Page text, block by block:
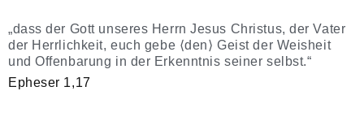
„dass der Gott unseres Herrn Jesus Christus, der Vater
der Herrlichkeit, euch gebe ⟨den⟩ Geist der Weisheit
und Offenbarung in der Erkenntnis seiner selbst.“
Epheser 1,17